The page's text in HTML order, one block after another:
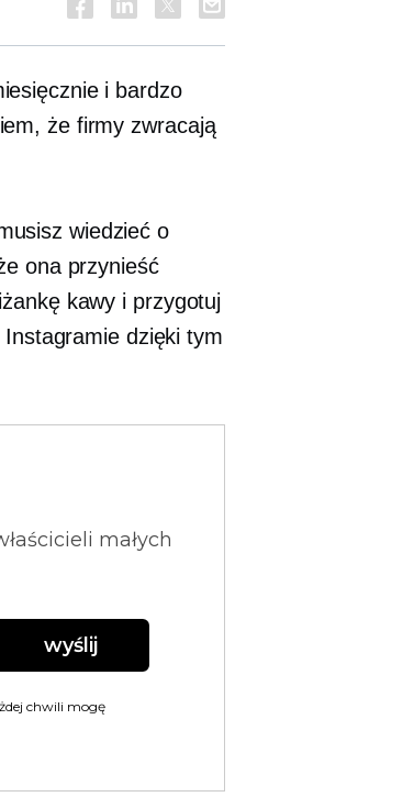
i bardzo
że firmy zwracają
wiedzieć o
ona przynieść
kawy i przygotuj
dzięki tym
małych
wyślij
chwili mogę